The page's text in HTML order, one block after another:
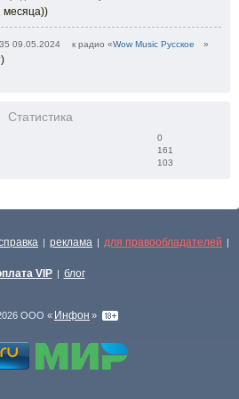
месяца))
09.05.2024 к радио «Wow Music Русское »
Статистика
0
161
103
| реклама | для правообладателей |
VIP | блог
ООО « Инфон »